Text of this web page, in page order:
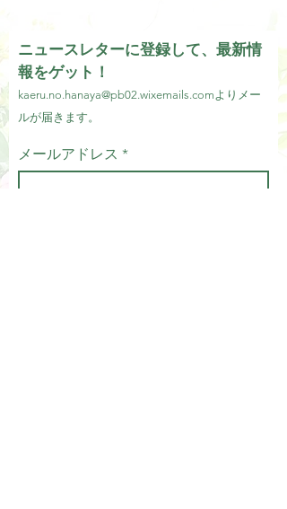
ニュースレターに登録して、最新情
報をゲット！
kaeru.no.hanaya@pb02.wixemails.comより メー
ルが届きます。
メールアドレス